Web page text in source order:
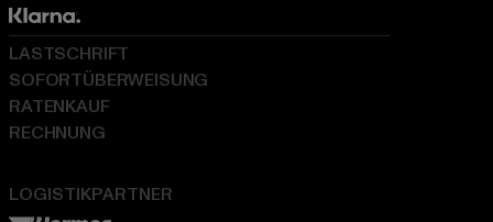
LOGISTIKPARTNER
LASTSCHRIFT
SOFORTÜBERWEISUNG
RATENKAUF
RECHNUNG